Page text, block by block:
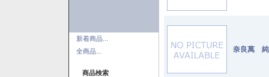
新着商品...
全商品...
商品検索
奈良萬